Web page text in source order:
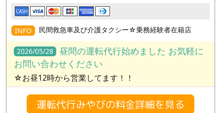
CASH
INFO 民間救急車及び介護タクシー☆乗務経験者在籍店
2026/05/28
昼間の運転代行始めました お気軽に
お問い合わせください
☆お昼12時から営業してます！！
運転代行みやびの料金詳細を見る